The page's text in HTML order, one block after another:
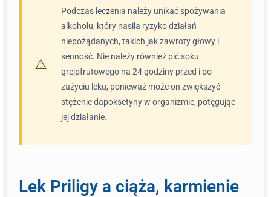
Podczas leczenia należy unikać spożywania
alkoholu, który nasila ryzyko działań
niepożądanych, takich jak zawroty głowy i
senność. Nie należy również pić soku
grejpfrutowego na 24 godziny przed i po
zażyciu leku, ponieważ może on zwiększyć
stężenie dapoksetyny w organizmie, potęgując
jej działanie.
Lek Priligy a ciąża, karmienie